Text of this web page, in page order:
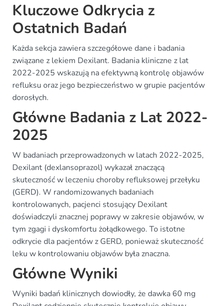
Kluczowe Odkrycia z
Ostatnich Badań
Każda sekcja zawiera szczegółowe dane i badania
związane z lekiem Dexilant. Badania kliniczne z lat
2022-2025 wskazują na efektywną kontrolę objawów
refluksu oraz jego bezpieczeństwo w grupie pacjentów
dorosłych.
Główne Badania z Lat 2022-
2025
W badaniach przeprowadzonych w latach 2022-2025,
Dexilant (dexlansoprazol) wykazał znaczącą
skuteczność w leczeniu choroby refluksowej przełyku
(GERD). W randomizowanych badaniach
kontrolowanych, pacjenci stosujący Dexilant
doświadczyli znacznej poprawy w zakresie objawów, w
tym zgagi i dyskomfortu żołądkowego. To istotne
odkrycie dla pacjentów z GERD, ponieważ skuteczność
leku w kontrolowaniu objawów była znaczna.
Główne Wyniki
Wyniki badań klinicznych dowiodły, że dawka 60 mg